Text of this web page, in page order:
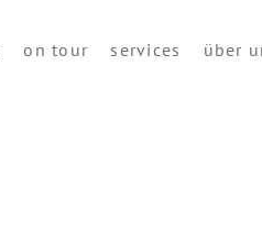
on tour services über